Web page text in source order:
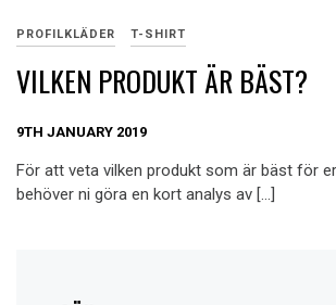
PROFILKLÄDER T-SHIRT
VILKEN PRODUKT ÄR BÄST?
9TH JANUARY 2019
För att veta vilken produkt som är bäst för
behöver ni göra en kort analys av […]